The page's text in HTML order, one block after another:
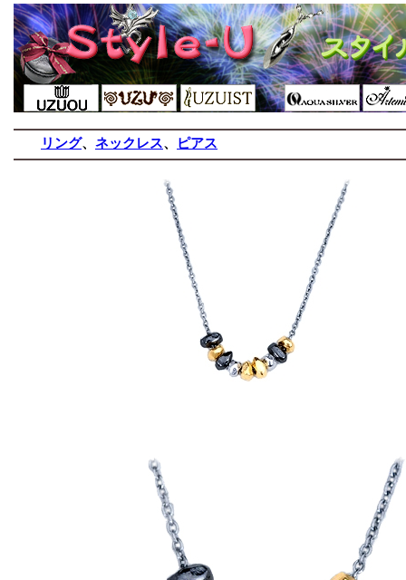
リング、 ネックレス、 ピアス